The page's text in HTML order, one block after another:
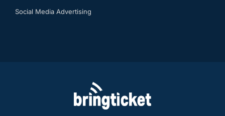
Social Media Advertising